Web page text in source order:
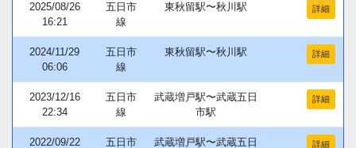
2025/08/26
16:21
五日市
線
東秋留駅〜秋川駅 詳細
2024/11/29
06:06
五日市
線
東秋留駅〜秋川駅 詳細
2023/12/16
22:34
五日市
線
武蔵増戸駅〜武蔵五日
市駅
詳細
2022/09/22
五日市
武蔵増戸駅〜武蔵五日
詳細